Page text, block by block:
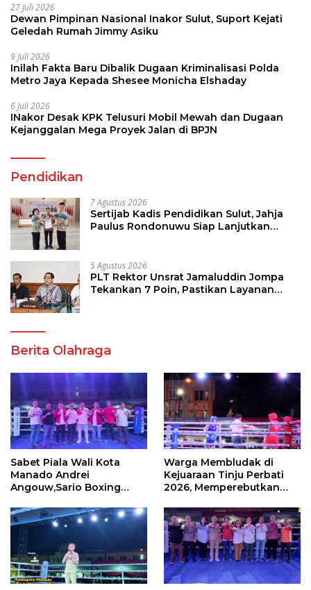
27 Juli 2026
Dewan Pimpinan Nasional Inakor Sulut, Suport Kejati
Geledah Rumah Jimmy Asiku
9 Juli 2026
Inilah Fakta Baru Dibalik Dugaan Kriminalisasi Polda
Metro Jaya Kepada Shesee Monicha Elshaday
6 Juli 2026
INakor Desak KPK Telusuri Mobil Mewah dan Dugaan
Kejanggalan Mega Proyek Jalan di BPJN
Pendidikan
7 Agustus 2026
Sertijab Kadis Pendidikan Sulut, Jahja
Paulus Rondonuwu Siap Lanjutkan
5 Agustus 2026
PLT Rektor Unsrat Jamaluddin Jompa
Tekankan 7 Poin, Pastikan Layanan
Berita Olahraga
Sabet Piala Wali Kota
Manado Andrei
Angouw,Sario Boxing
Perbati 2026
Warga Membludak di
Kejuaraan Tinju Perbati
2026, Memperebutkan